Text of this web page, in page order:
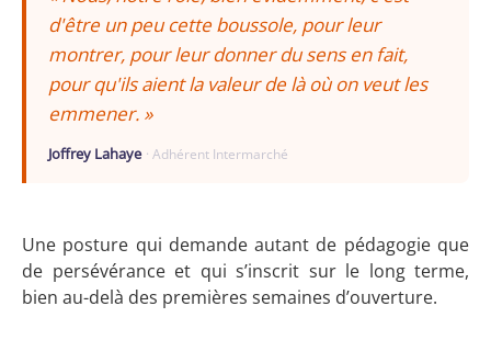
d'être un peu cette boussole, pour leur
montrer, pour leur donner du sens en fait,
pour qu'ils aient la valeur de là où on veut les
emmener. »
Joffrey Lahaye · Adhérent Intermarché
Une posture qui demande autant de pédagogie que
de persévérance et qui s’inscrit sur le long terme,
bien au-delà des premières semaines d’ouverture.